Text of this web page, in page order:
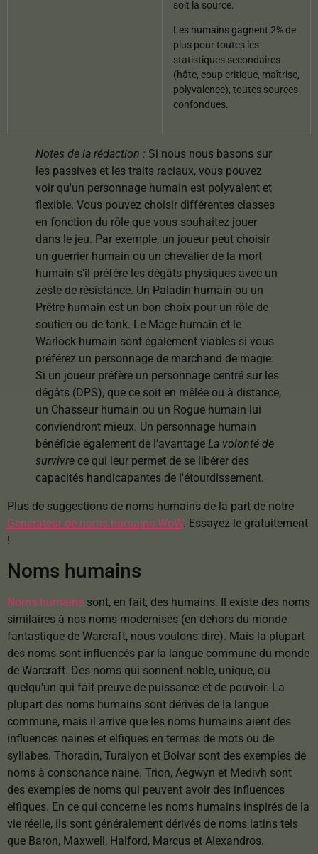
soit la source.
Les humains gagnent 2% de
plus pour toutes les
statistiques secondaires
(hâte, coup critique, maîtrise,
polyvalence), toutes sources
confondues.
Notes de la rédaction : Si nous nous basons sur
les passives et les traits raciaux, vous pouvez
voir qu'un personnage humain est polyvalent et
flexible. Vous pouvez choisir différentes classes
en fonction du rôle que vous souhaitez jouer
dans le jeu. Par exemple, un joueur peut choisir
un guerrier humain ou un chevalier de la mort
humain s'il préfère les dégâts physiques avec un
zeste de résistance. Un Paladin humain ou un
Prêtre humain est un bon choix pour un rôle de
soutien ou de tank. Le Mage humain et le
Warlock humain sont également viables si vous
préférez un personnage de marchand de magie.
Si un joueur préfère un personnage centré sur les
dégâts (DPS), que ce soit en mêlée ou à distance,
un Chasseur humain ou un Rogue humain lui
conviendront mieux. Un personnage humain
bénéficie également de l'avantage La volonté de
survivre ce qui leur permet de se libérer des
capacités handicapantes de l'étourdissement.
Plus de suggestions de noms humains de la part de notre
Générateur de noms humains WoW. Essayez-le gratuitement
!
Noms humains
Noms humains sont, en fait, des humains. Il existe des noms
similaires à nos noms modernisés (en dehors du monde
fantastique de Warcraft, nous voulons dire). Mais la plupart
des noms sont influencés par la langue commune du monde
de Warcraft. Des noms qui sonnent noble, unique, ou
quelqu'un qui fait preuve de puissance et de pouvoir. La
plupart des noms humains sont dérivés de la langue
commune, mais il arrive que les noms humains aient des
influences naines et elfiques en termes de mots ou de
syllabes. Thoradin, Turalyon et Bolvar sont des exemples de
noms à consonance naine. Trion, Aegwyn et Medivh sont
des exemples de noms qui peuvent avoir des influences
elfiques. En ce qui concerne les noms humains inspirés de la
vie réelle, ils sont généralement dérivés de noms latins tels
que Baron, Maxwell, Halford, Marcus et Alexandros.